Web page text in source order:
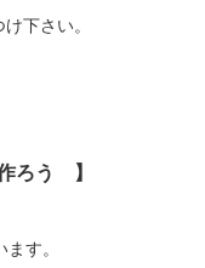
下さい。
ろう 】
す。